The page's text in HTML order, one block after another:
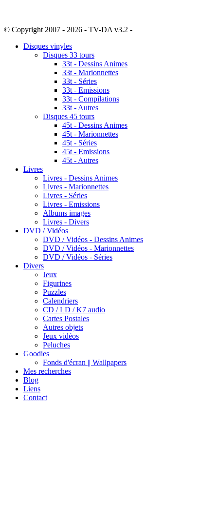
© Copyright 2007 - 2026 - TV-DA v3.2 -
Disques vinyles
Disques 33 tours
33t - Dessins Animes
33t - Marionnettes
33t - Séries
33t - Emissions
33t - Compilations
33t - Autres
Disques 45 tours
45t - Dessins Animes
45t - Marionnettes
45t - Séries
45t - Emissions
45t - Autres
Livres
Livres - Dessins Animes
Livres - Marionnettes
Livres - Séries
Livres - Emissions
Albums images
Livres - Divers
DVD / Vidéos
DVD / Vidéos - Dessins Animes
DVD / Vidéos - Marionnettes
DVD / Vidéos - Séries
Divers
Jeux
Figurines
Puzzles
Calendriers
CD / LD / K7 audio
Cartes Postales
Autres objets
Jeux vidéos
Peluches
Goodies
Fonds d'écran || Wallpapers
Mes recherches
Blog
Liens
Contact